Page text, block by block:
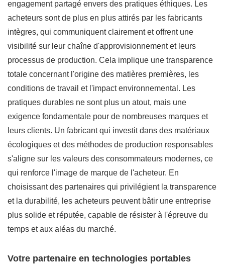
engagement partagé envers des pratiques éthiques. Les
acheteurs sont de plus en plus attirés par les fabricants
intègres, qui communiquent clairement et offrent une
visibilité sur leur chaîne d'approvisionnement et leurs
processus de production. Cela implique une transparence
totale concernant l'origine des matières premières, les
conditions de travail et l'impact environnemental. Les
pratiques durables ne sont plus un atout, mais une
exigence fondamentale pour de nombreuses marques et
leurs clients. Un fabricant qui investit dans des matériaux
écologiques et des méthodes de production responsables
s'aligne sur les valeurs des consommateurs modernes, ce
qui renforce l'image de marque de l'acheteur. En
choisissant des partenaires qui privilégient la transparence
et la durabilité, les acheteurs peuvent bâtir une entreprise
plus solide et réputée, capable de résister à l'épreuve du
temps et aux aléas du marché.
Votre partenaire en technologies portables